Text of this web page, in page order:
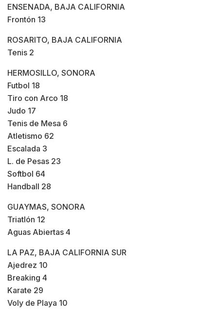
ENSENADA, BAJA CALIFORNIA
Frontón 13
ROSARITO, BAJA CALIFORNIA
Tenis 2
HERMOSILLO, SONORA
Futbol 18
Tiro con Arco 18
Judo 17
Tenis de Mesa 6
Atletismo 62
Escalada 3
L. de Pesas 23
Softbol 64
Handball 28
GUAYMAS, SONORA
Triatlón 12
Aguas Abiertas 4
LA PAZ, BAJA CALIFORNIA SUR
Ajedrez 10
Breaking 4
Karate 29
Voly de Playa 10